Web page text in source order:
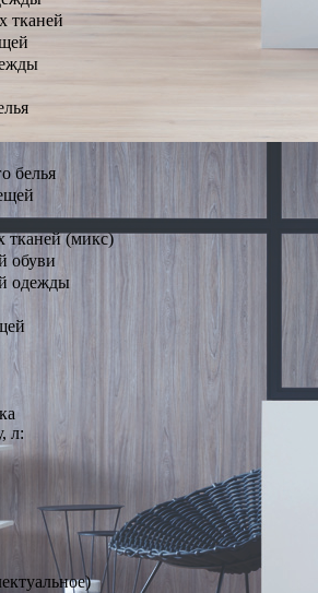
тканей
белья
тканей (микс)
обуви
одежды
л: